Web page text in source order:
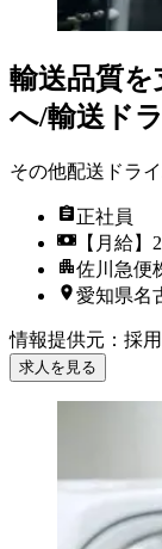
輸送品質
へ/輸送ド
その他配送ドラ
正社員
【月給】
佐川急便
愛知県名
情報提供元 ： 採
求人を見る